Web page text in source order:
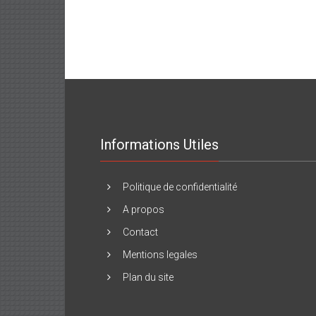
Informations Utiles
Politique de confidentialité
A propos
Contact
Mentions legales
Plan du site